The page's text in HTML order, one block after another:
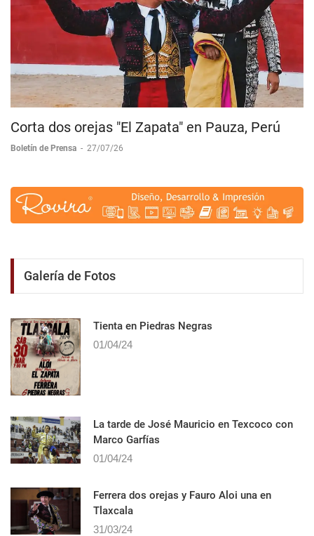
Corta dos orejas "El Zapata" en Pauza, Perú
Boletín de Prensa - 27/07/26
Galería de Fotos
Tienta en Piedras Negras
01/04/24
La tarde de José Mauricio en Texcoco con
Marco Garfías
01/04/24
Ferrera dos orejas y Fauro Aloi una en
Tlaxcala
31/03/24